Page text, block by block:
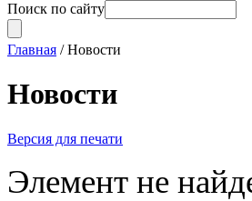
Поиск по сайту
Главная /Новости
Новости
Версия для печати
Элемент не